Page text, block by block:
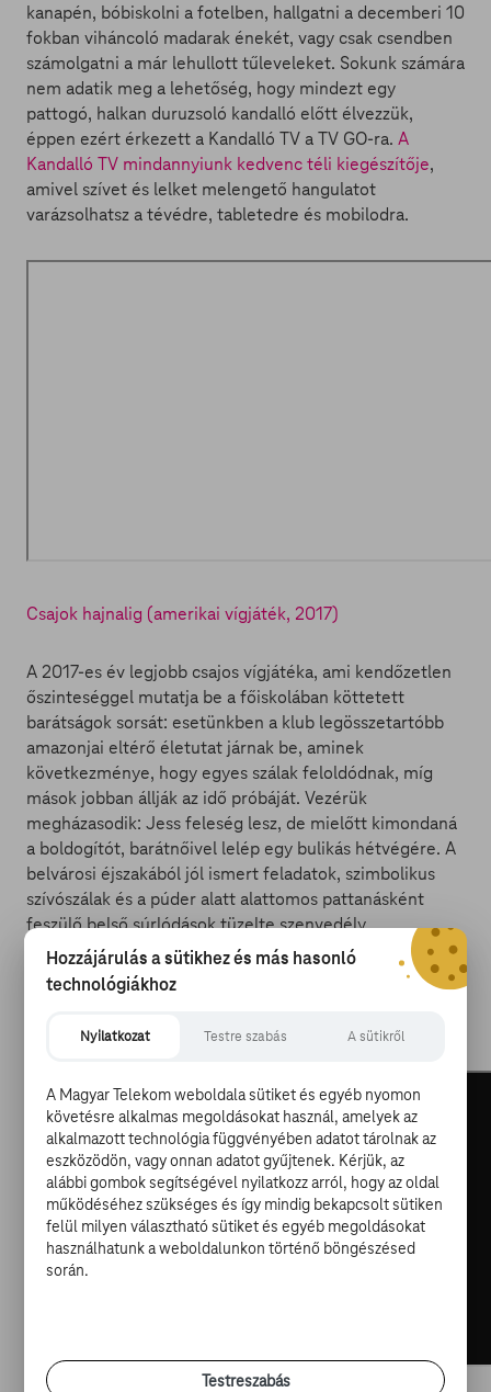
kanapén, bóbiskolni a fotelben, hallgatni a decemberi 10
fokban viháncoló madarak énekét, vagy csak csendben
számolgatni a már lehullott tűleveleket. Sokunk számára
nem adatik meg a lehetőség, hogy mindezt egy
pattogó, halkan duruzsoló kandalló előtt élvezzük,
éppen ezért érkezett a Kandalló TV a TV GO-ra. A
Kandalló TV mindannyiunk kedvenc téli kiegészítője,
amivel szívet és lelket melengető hangulatot
varázsolhatsz a tévédre, tabletedre és mobilodra.
Csajok hajnalig (amerikai vígjáték, 2017)
A 2017-es év legjobb csajos vígjátéka, ami kendőzetlen
őszinteséggel mutatja be a főiskolában köttetett
barátságok sorsát: esetünkben a klub legösszetartóbb
amazonjai eltérő életutat járnak be, aminek
következménye, hogy egyes szálak feloldódnak, míg
mások jobban állják az idő próbáját. Vezérük
megházasodik: Jess feleség lesz, de mielőtt kimondaná
a boldogítót, barátnőivel lelép egy bulikás hétvégére. A
belvárosi éjszakából jól ismert feladatok, szimbolikus
szívószálak és a púder alatt alattomos pattanásként
feszülő belső súrlódások tüzelte szenvedély
végeredményben egy remek kis vígjátékot rittyent az
elsőre átlagosnak tűnő sztoriból, amit néhány hulla és a
filmben szexfüggő Demi Moore vendégszereplése tesz
csak igazán izgalmassá.
Kritika itt.
Hozzájárulás a sütikhez és más hasonló
technológiákhoz
Nyilatkozat Testre szabás A sütikről
A Magyar Telekom weboldala sütiket és egyéb nyomon
követésre alkalmas megoldásokat használ, amelyek az
alkalmazott technológia függvényében adatot tárolnak az
eszközödön, vagy onnan adatot gyűjtenek. Kérjük, az
alábbi gombok segítségével nyilatkozz arról, hogy az oldal
működéséhez szükséges és így mindig bekapcsolt sütiken
felül milyen választható sütiket és egyéb megoldásokat
használhatunk a weboldalunkon történő böngészésed
során.
Testreszabás